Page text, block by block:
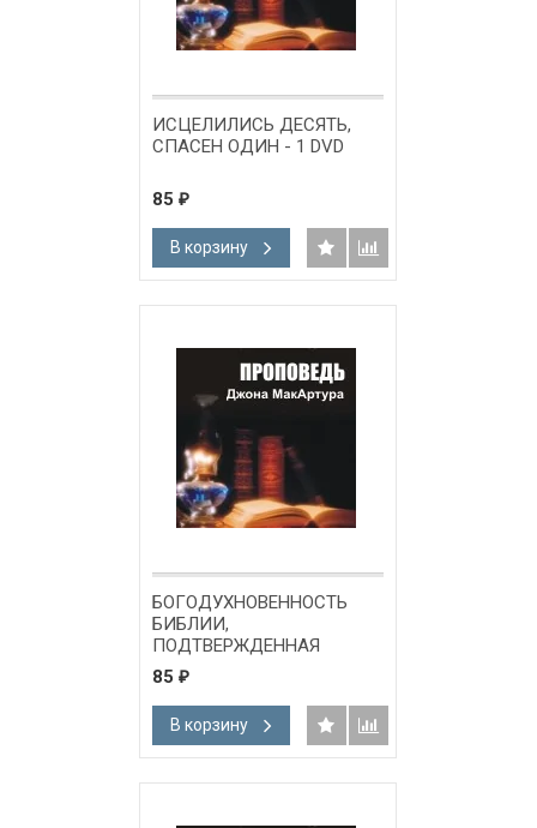
ИСЦЕЛИЛИСЬ ДЕСЯТЬ,
СПАСЕН ОДИН - 1 DVD
85 ₽
В корзину
БОГОДУХНОВЕННОСТЬ
БИБЛИИ,
ПОДТВЕРЖДЕННАЯ
ЧУДЕСАМИ - 1 DVD
85 ₽
В корзину